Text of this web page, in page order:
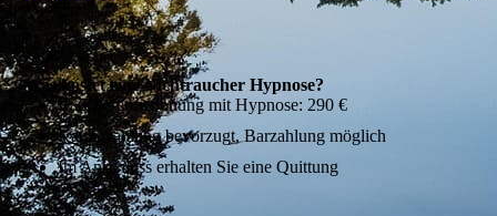
Was kostet eine Nichtraucher Hypnose?
Raucherentwöhnung mit Hypnose: 290 €
Kartenzahlung bevorzugt, Barzahlung möglich
Im Anschluss erhalten Sie eine Quittung